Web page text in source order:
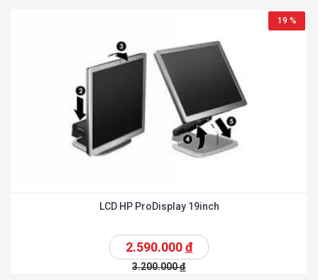
19 %
LCD HP ProDisplay 19inch
2.590.000đ
3.200.000đ